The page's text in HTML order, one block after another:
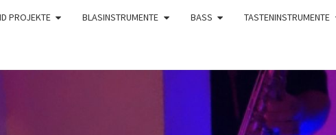
PROJEKTE BLASINSTRUMENTE BASS TASTENINSTRUMENTE